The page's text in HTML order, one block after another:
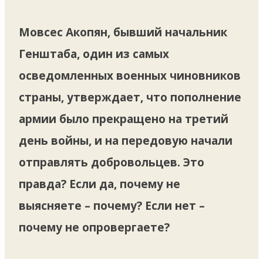
Мовсес Акопян, бывший начальник
Генштаба, один из самых
осведомленных военных чиновников
страны, утверждает, что пополнение
армии было прекращено на третий
день войны, и на передовую начали
отправлять добровольцев. Это
правда? Если да, почему не
выясняете – почему? Если нет –
почему не опровергаете?